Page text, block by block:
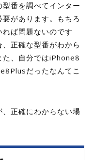
番を調べてインター
があります。もちろ
ば問題ないのです
正確な型番がわから
た、自分ではiPhone8
だったなんてこ
正確にわからない場